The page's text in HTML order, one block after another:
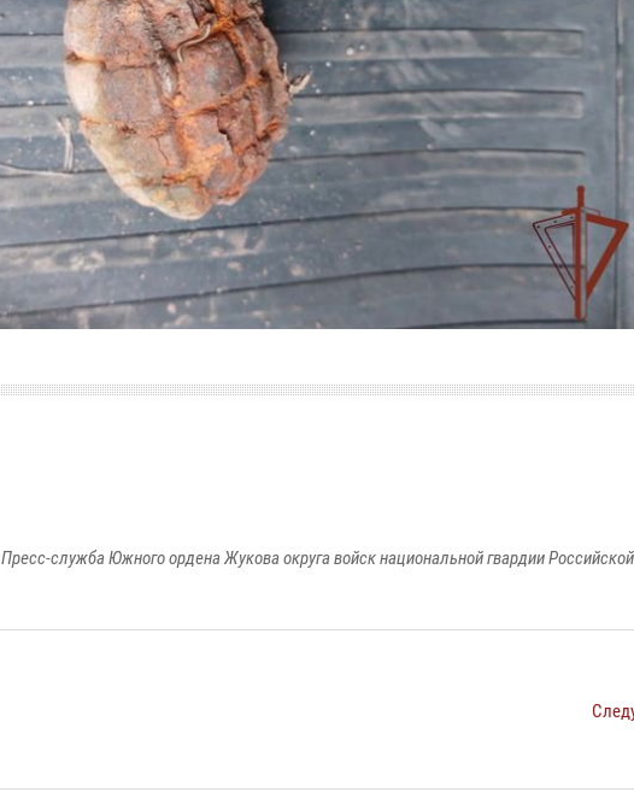
Пресс-служба Южного ордена Жукова округа войск национальной гвардии